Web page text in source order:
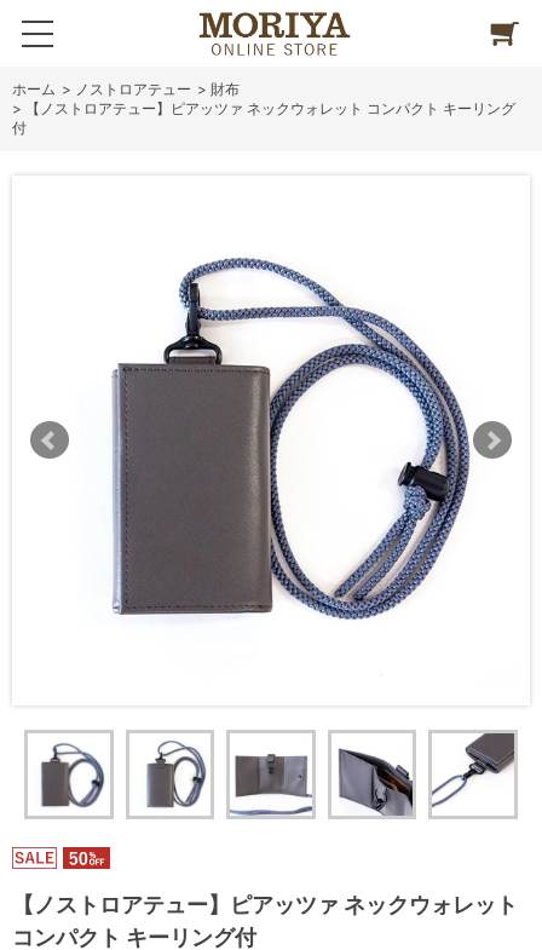
ホーム > ノストロアテュー > 財布
>
【ノストロアテュー】ピアッツァ ネックウォレット コンパクト キーリング
付
【ノストロアテュー】ピアッツァ ネックウォレット
コンパクト キーリング付